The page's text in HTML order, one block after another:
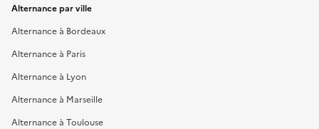
Alternance par ville
Alternance à Bordeaux
Alternance à Paris
Alternance à Lyon
Alternance à Marseille
Alternance à Toulouse